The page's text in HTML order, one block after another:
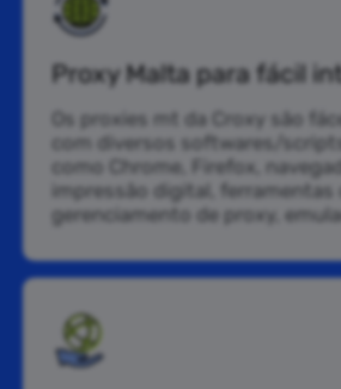
Proxy Malta para fácil
Os proxies mt da Croxy são
com diversos softwares/
como Chrome, Firefox,
impressão digital, ferramentas
gerenciamento de proxy,